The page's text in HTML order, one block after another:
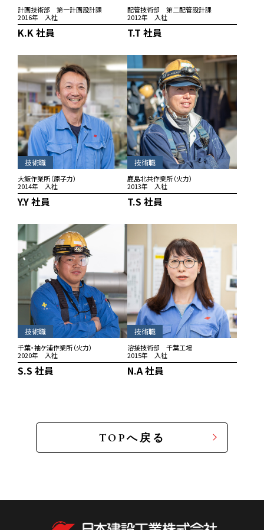
計画技術部 第一計画設計課
2016年 入社
K.K 社員
配管技術部 第二配管設計課
2012年 入社
T.T 社員
技術職
大飯作業所（原子力）
2014年 入社
Y.Y 社員
技術職
鹿島北共作業所（火力）
2013年 入社
T.S 社員
技術職
千葉・袖ケ浦作業所（火力）
2020年 入社
S.S 社員
技術職
溶接技術部 千葉工場
2015年 入社
N.A 社員
TOPへ戻る